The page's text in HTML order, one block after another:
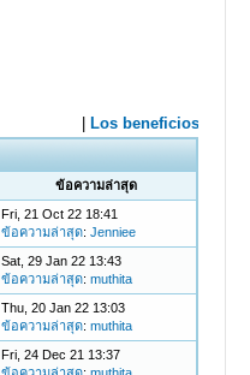
ข้อความล่าสุด
Fri, 21 Oct 22 18:41
ข้อความล่าสุด:Jenniee
Sat, 29 Jan 22 13:43
ข้อความล่าสุด:muthita
Thu, 20 Jan 22 13:03
ข้อความล่าสุด:muthita
Fri, 24 Dec 21 13:37